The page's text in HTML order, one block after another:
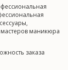
маникюра
заказа